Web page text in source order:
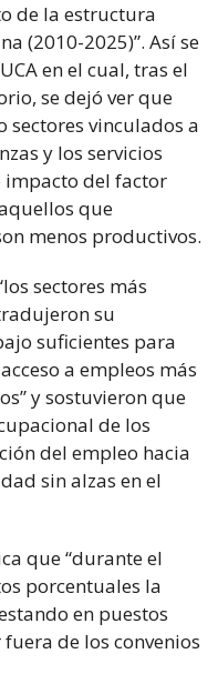
de la estructura
(2010-2025)”. Así se
en el cual, tras el
se dejó ver que
sectores vinculados a
y los servicios
impacto del factor
que
menos productivos.
sectores más
su
suficientes para
a empleos más
y sostuvieron que
de los
del empleo hacia
sin alzas en el
que “durante el
porcentuales la
en puestos
de los convenios